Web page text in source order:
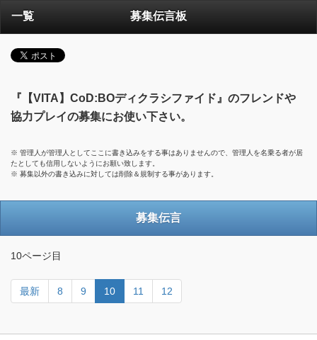
一覧 募集伝言板
『【VITA】CoD:BOディクラシファイド』のフレンドや
協力プレイの募集にお使い下さい。
※ 管理人が管理人としてここに書き込みをする事はありませんので、管理人を名乗る者が居
たとしても信用しないようにお願い致します。
※ 募集以外の書き込みに対しては削除＆規制する事があります。
募集伝言
10ページ目
最新 8 9 10 11 12